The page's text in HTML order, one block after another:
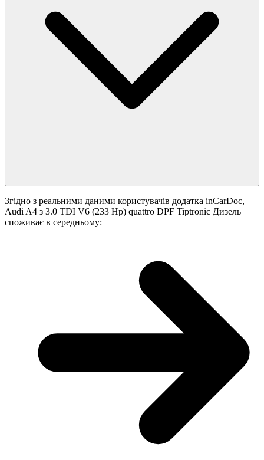
Згідно з реальними даними користувачів додатка inCarDoc,
Audi A4 з 3.0 TDI V6 (233 Hp) quattro DPF Tiptronic Дизель
споживає в середньому: